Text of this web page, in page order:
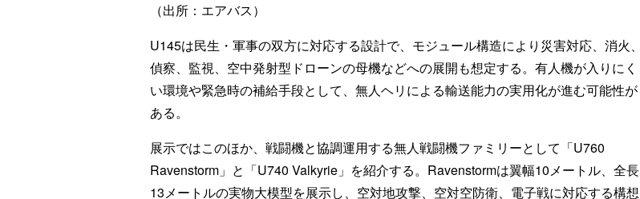
（出所：エアバス）
U145は民生・軍事の双方に対応する設計で、モジュール構造により災害対応、消火、
偵察、監視、空中発射型ドローンの母機などへの展開も想定する。有人機が入りにく
い環境や緊急時の補給手段として、無人ヘリによる輸送能力の実用化が進む可能性が
ある。
展示ではこのほか、戦闘機と協調運用する無人戦闘機ファミリーとして「U760
Ravenstorm」と「U740 Valkyrie」を紹介する。Ravenstormは翼幅10メートル、全長
13メートルの実物大模型を展示し、空対地攻撃、空対空防衛、電子戦に対応する構想